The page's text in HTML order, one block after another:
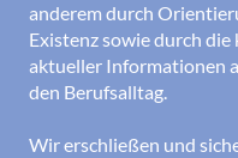
Dann senden Sie
Leitung der
oderDr.
anderem durch
Existenz sowie durch
aktueller Informationen
den Berufsalltag.
Wir erschließen und